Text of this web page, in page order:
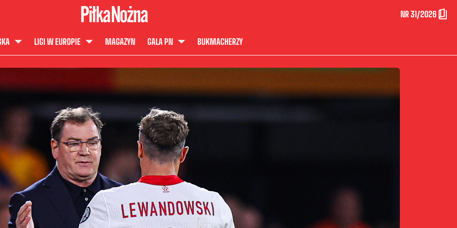
NR 31/2026
LIGI W EUROPIE MAGAZYN GALA PN BUKMACHERZY